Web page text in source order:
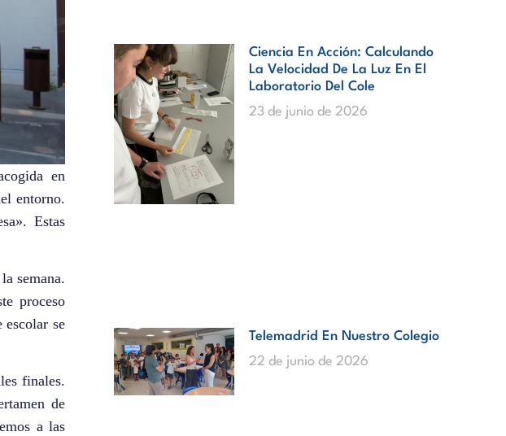
en
entorno.
Estas
semana.
proceso
se
finales.
de
a las
Ciencia En Acción: Calculando
La Velocidad De La Luz En El
Laboratorio Del Cole
23 de junio de 2026
Telemadrid En Nuestro Colegio
22 de junio de 2026